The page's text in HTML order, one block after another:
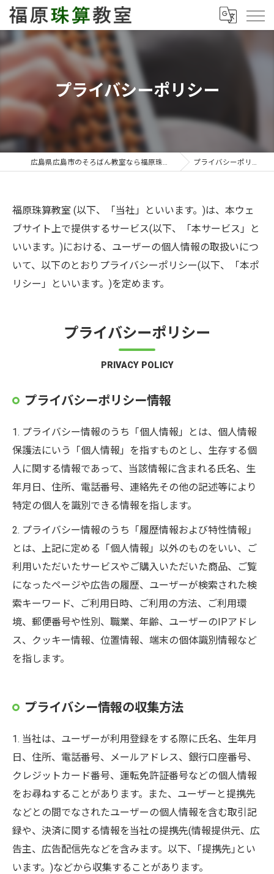
プライバシーポリシー
広島県広島市のそろばん教室なら福原珠算教室 プライバシーポリシー
福原珠算教室 (以下、「当社」といいます。)は、本ウェ
ブサイト上で提供するサービス(以下、「本サービス」と
いいます。)における、ユーザーの個人情報の取扱いにつ
いて、以下のとおりプライバシーポリシー(以下、「本ポ
リシー」といいます。)を定めます。
プライバシーポリシー
PRIVACY POLICY
プライバシーポリシー情報
1. プライバシー情報のうち「個人情報」とは、個人情報
保護法にいう「個人情報」を指すものとし、生存する個
人に関する情報であって、当該情報に含まれる氏名、生
年月日、住所、電話番号、連絡先その他の記述等により
特定の個人を識別できる情報を指します。
2. プライバシー情報のうち「履歴情報および特性情報」
とは、上記に定める「個人情報」以外のものをいい、ご
利用いただいたサービスやご購入いただいた商品、ご覧
になったページや広告の履歴、ユーザーが検索された検
索キーワード、ご利用日時、ご利用の方法、ご利用環
境、郵便番号や性別、職業、年齢、ユーザーのIPアドレ
ス、クッキー情報、位置情報、端末の個体識別情報など
を指します。
プライバシー情報の収集方法
1. 当社は、ユーザーが利用登録をする際に氏名、生年月
日、住所、電話番号、メールアドレス、銀行口座番号、
クレジットカード番号、運転免許証番号などの個人情報
をお尋ねすることがあります。また、ユーザーと提携先
などとの間でなされたユーザーの個人情報を含む取引記
録や、決済に関する情報を当社の提携先(情報提供元、広
告主、広告配信先などを含みます。以下、｢提携先｣とい
います。)などから収集することがあります。